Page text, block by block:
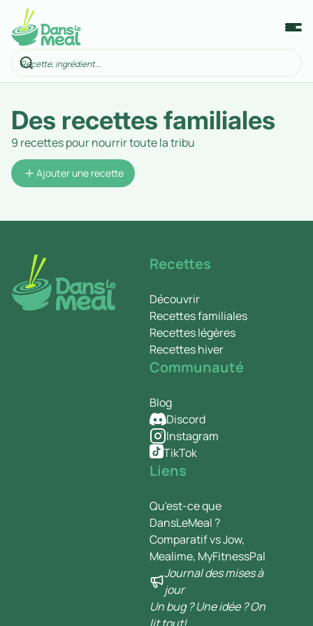
Des recettes familiales
9 recettes pour nourrir toute la tribu
Ajouter une recette
Recettes
Découvrir
Recettes familiales
Recettes légères
Recettes hiver
Communauté
Blog
Discord
Instagram
TikTok
Liens
Qu'est-ce que
DansLeMeal ?
Comparatif vs Jow,
Mealime, MyFitnessPal
Journal des mises à
jour
Un bug ? Une idée ? On